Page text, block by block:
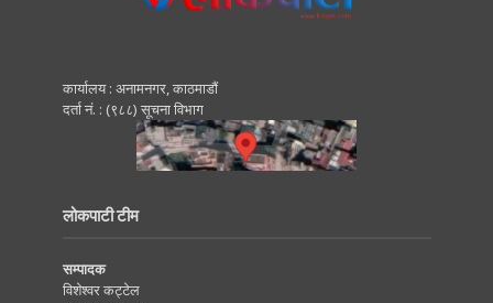
कार्यालय : अनामनगर, काठमाडाैं
दर्ता नं. : (९८८) सूचना विभाग
लोकपाटी टीम
सम्पादक
विशेश्वर कट्टेल